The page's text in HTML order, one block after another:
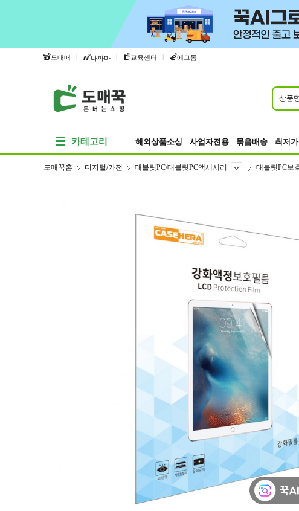
도매매 | 나까마 | 교육센터 | 에그돔
상품
카테고리 해외상품소싱 사업자전용 묶음배송 최저가
도매꾹홈 디지털/가전 태블릿PC/태블릿PC액세서리 태블릿PC보